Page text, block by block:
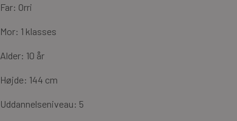
Far: Orri
Mor: 1 klasses
Alder: 10 år
Højde: 144 cm
Uddannelseniveau: 5